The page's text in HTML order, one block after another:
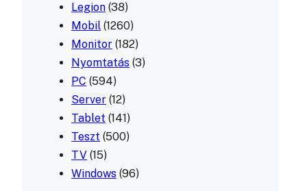
Legion (38)
Mobil (1260)
Monitor (182)
Nyomtatás (3)
PC (594)
Server (12)
Tablet (141)
Teszt (500)
TV (15)
Windows (96)